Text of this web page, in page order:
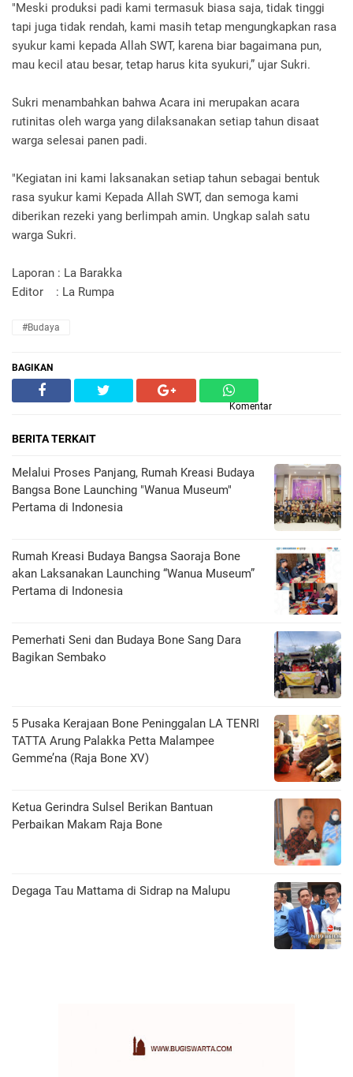
"Meski produksi padi kami termasuk biasa saja, tidak tinggi
tapi juga tidak rendah, kami masih tetap mengungkapkan rasa
syukur kami kepada Allah SWT, karena biar bagaimana pun,
mau kecil atau besar, tetap harus kita syukuri,” ujar Sukri.
Sukri menambahkan bahwa Acara ini merupakan acara
rutinitas oleh warga yang dilaksanakan setiap tahun disaat
warga selesai panen padi.
"Kegiatan ini kami laksanakan setiap tahun sebagai bentuk
rasa syukur kami Kepada Allah SWT, dan semoga kami
diberikan rezeki yang berlimpah amin. Ungkap salah satu
warga Sukri.
Laporan : La Barakka
Editor : La Rumpa
#Budaya
BAGIKAN
Komentar
BERITA TERKAIT
Melalui Proses Panjang, Rumah Kreasi Budaya
Bangsa Bone Launching "Wanua Museum"
Pertama di Indonesia
Rumah Kreasi Budaya Bangsa Saoraja Bone
akan Laksanakan Launching “Wanua Museum”
Pertama di Indonesia
Pemerhati Seni dan Budaya Bone Sang Dara
Bagikan Sembako
5 Pusaka Kerajaan Bone Peninggalan LA TENRI
TATTA Arung Palakka Petta Malampee
Gemme’na (Raja Bone XV)
Ketua Gerindra Sulsel Berikan Bantuan
Perbaikan Makam Raja Bone
Degaga Tau Mattama di Sidrap na Malupu